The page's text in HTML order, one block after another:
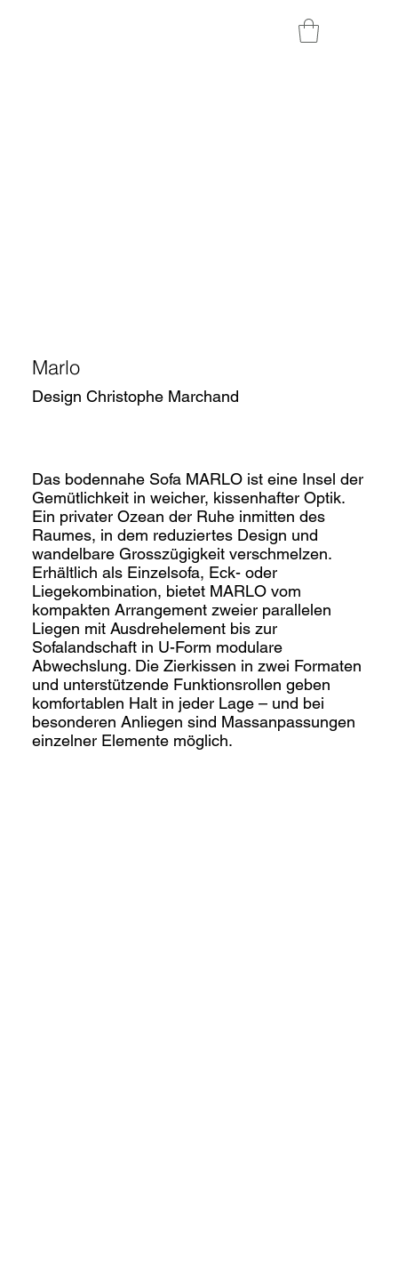
Marlo
Design Christophe Marchand
Das bodennahe Sofa MARLO ist eine Insel der
Gemütlichkeit in weicher, kissenhafter Optik.
Ein privater Ozean der Ruhe inmitten des
Raumes, in dem reduziertes Design und
wandelbare Grosszügigkeit verschmelzen.
Erhältlich als Einzelsofa, Eck- oder
Liegekombination, bietet MARLO vom
kompakten Arrangement zweier parallelen
Liegen mit Ausdrehelement bis zur
Sofalandschaft in U-Form modulare
Abwechslung. Die Zierkissen in zwei Formaten
und unterstützende Funktionsrollen geben
komfortablen Halt in jeder Lage – und bei
besonderen Anliegen sind Massanpassungen
einzelner Elemente möglich.